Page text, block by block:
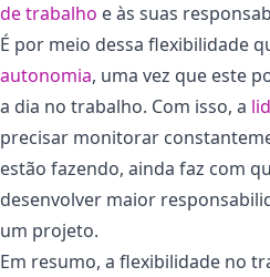
de trabalho e às suas
É por meio dessa flexibilidade
autonomia, uma vez que este
a dia no trabalho. Com isso, a
precisar monitorar
estão fazendo, ainda faz com
desenvolver maior
um projeto.
Em resumo, a flexibilidade no